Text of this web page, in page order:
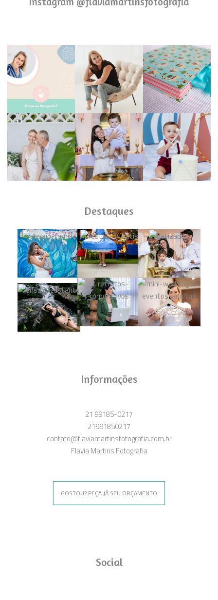
Destaques
Informações
21 99185-0217
21991850217
contato@flaviamartinsfotografia.com.br
Flavia Martins Fotografia
GOSTOU? PEÇA JÁ SEU ORÇAMENTO
Social